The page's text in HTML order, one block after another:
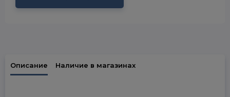
Описание Наличие в магазинах